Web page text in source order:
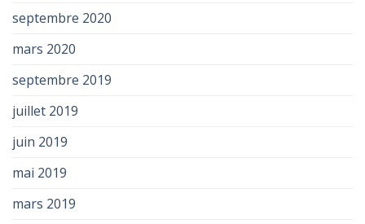
septembre 2020
mars 2020
septembre 2019
juillet 2019
juin 2019
mai 2019
mars 2019